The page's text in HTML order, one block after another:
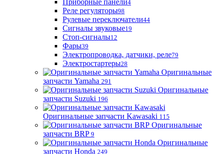
Приборные панели4
Реле регуляторы98
Рулевые переключатели44
Сигналы звуковые19
Стоп-сигналы12
Фары39
Электропроводка, датчики, реле79
Электростартеры28
Оригинальные
запчасти Yamaha 291
Оригинальные
запчасти Suzuki 196
Оригинальные запчасти Kawasaki 115
Оригинальные
запчасти BRP 9
Оригинальные
запчасти Honda 249